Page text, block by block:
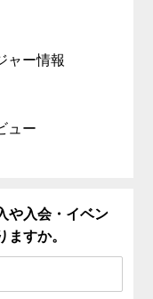
ャー情報
ュー
や入会・イベン
ますか。